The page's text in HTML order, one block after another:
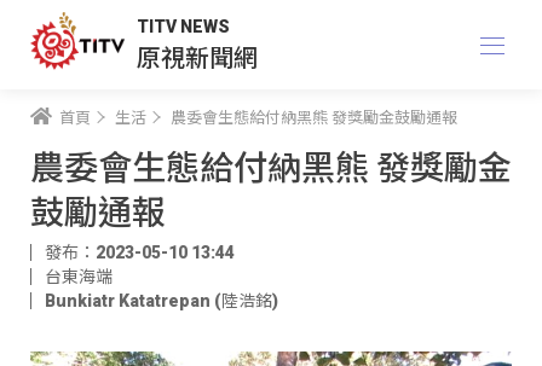
TITV NEWS
原視新聞網
首頁 生活 農委會生態給付納黑熊 發獎勵金鼓勵通報
農委會生態給付納黑熊 發獎勵金
鼓勵通報
發布：2023-05-10 13:44
台東海端
Bunkiatr Katatrepan (陸浩銘)